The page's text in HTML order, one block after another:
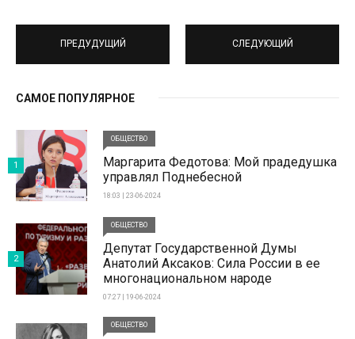
ПРЕДУДУЩИЙ СЛЕДУЮЩИЙ
САМОЕ ПОПУЛЯРНОЕ
ОБЩЕСТВО
Маргарита Федотова: Мой прадедушка
управлял Поднебесной
18:03 | 23-06-2024
1
ОБЩЕСТВО
Депутат Государственной Думы
Анатолий Аксаков: Сила России в ее
многонациональном народе
07:27 | 19-06-2024
2
ОБЩЕСТВО